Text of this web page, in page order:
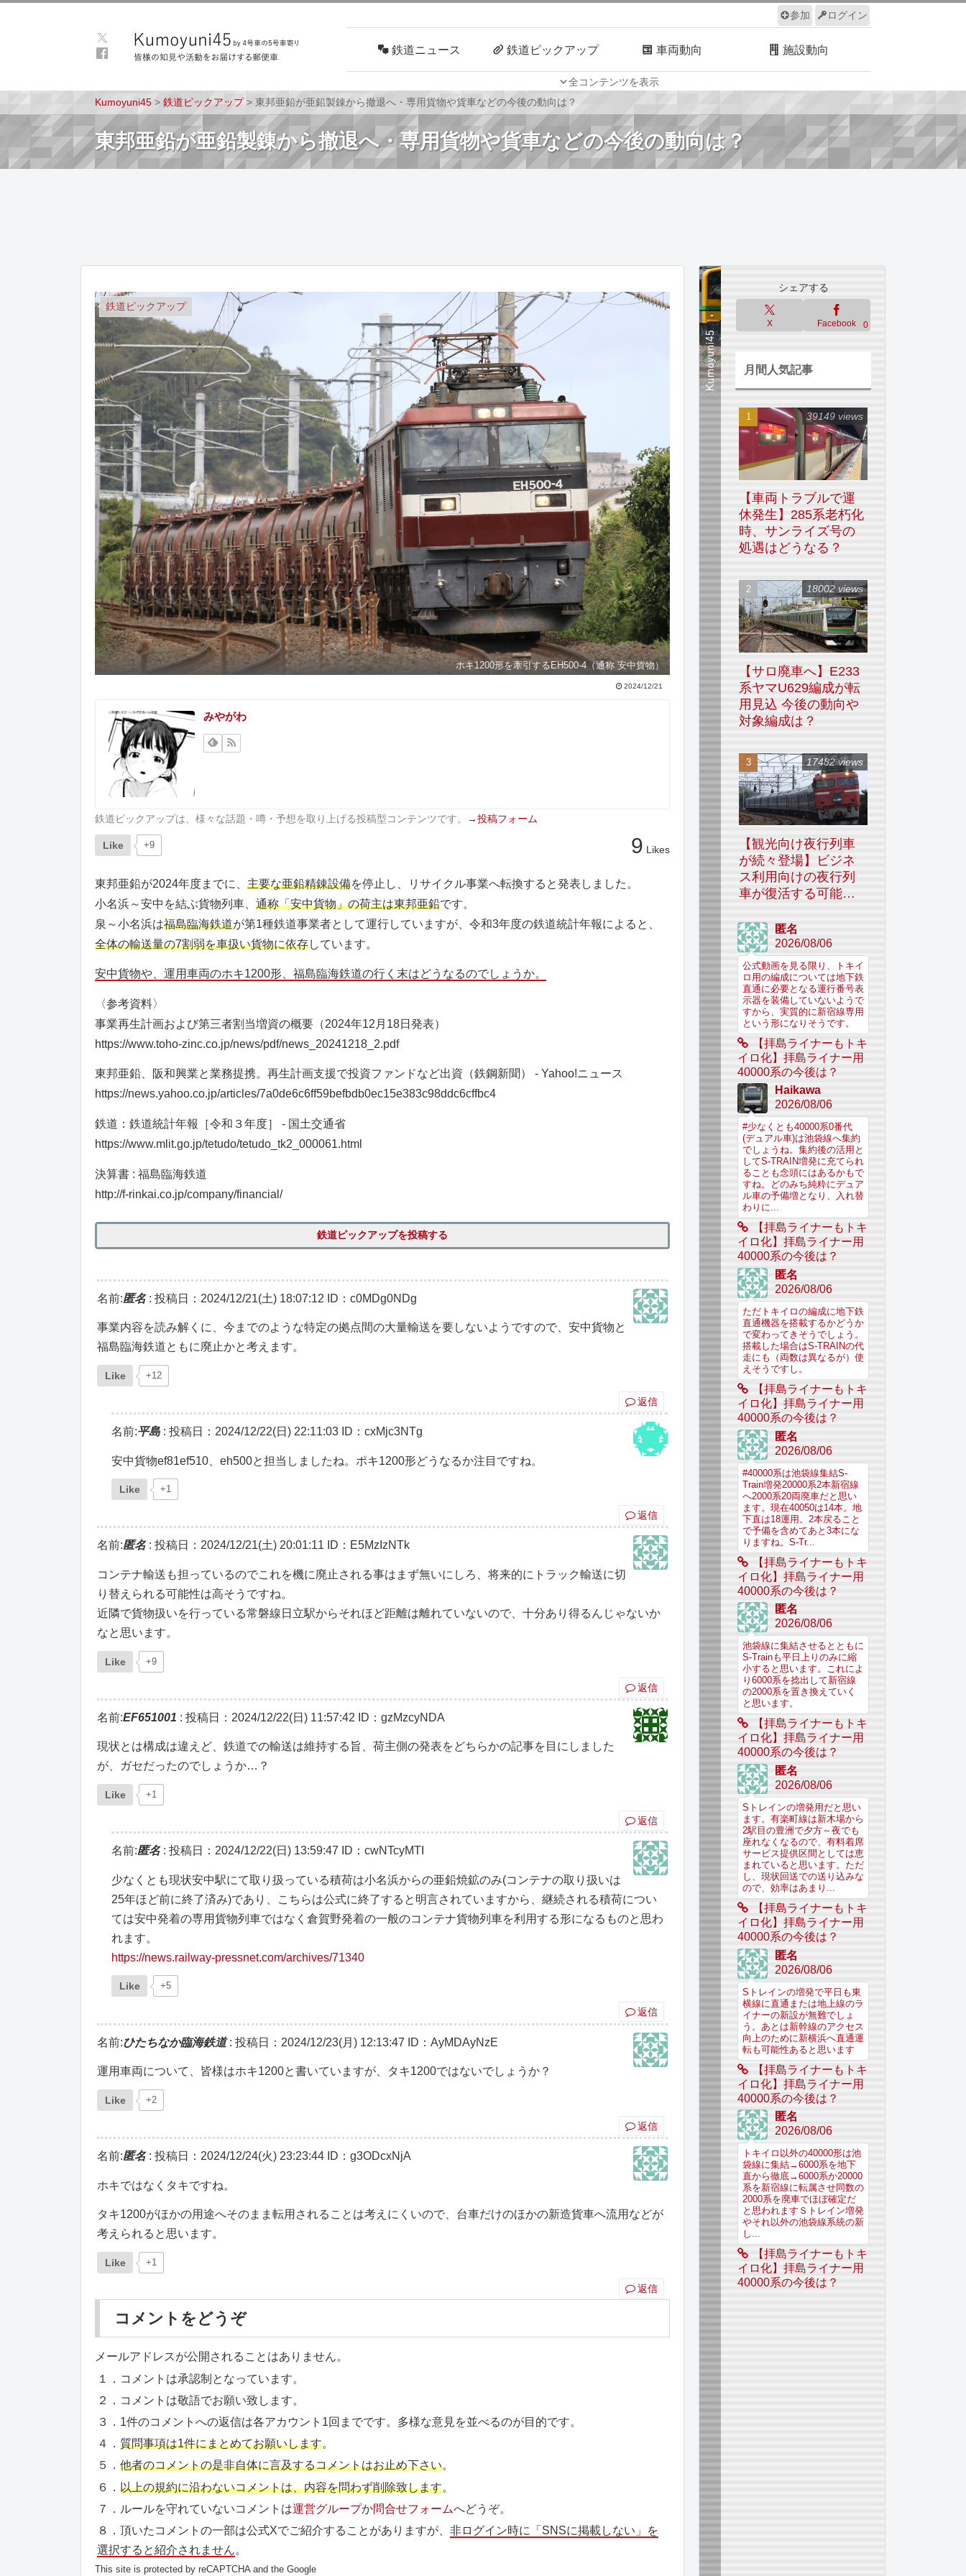
ログイン
参加
全コンテンツを表示
鉄道ニュース 鉄道ピックアップ 車両動向 施設動向
車両技術 路線探訪 ルール サイトについて
Kumoyuni45 > 鉄道ピックアップ> 東邦亜鉛が亜鉛製錬から撤退へ・専用貨物や貨車などの今後の動向は？
東邦亜鉛が亜鉛製錬から撤退へ・専用貨物や貨車などの今後の動向は？
鉄道ピックアップ
ホキ1200形を牽引するEH500-4（通称 安中貨物）
2024/12/21
みやがわ
鉄道ピックアップは、様々な話題・噂・予想を取り上げる投稿型コンテンツです。 →投稿フォーム
Like +9 9 Likes
東邦亜鉛が2024年度までに、 主要な亜鉛精錬設備を停止し、リサイクル事業へ転換すると発表しました。
小名浜～安中を結ぶ貨物列車、 通称「安中貨物」の荷主は東邦亜鉛です。
泉～小名浜は福島臨海鉄道が第1種鉄道事業者として運行していますが、令和3年度の鉄道統計年報によると、
全体の輸送量の7割弱を車扱い貨物に依存しています。
安中貨物や、運用車両のホキ1200形、福島臨海鉄道の行く末はどうなるのでしょうか。
〈参考資料〉
事業再生計画および第三者割当増資の概要（2024年12月18日発表）
https://www.toho-zinc.co.jp/news/pdf/news_20241218_2.pdf
東邦亜鉛、阪和興業と業務提携。再生計画支援で投資ファンドなど出資（鉄鋼新聞） - Yahoo!ニュース
https://news.yahoo.co.jp/articles/7a0de6c6ff59befbdb0ec15e383c98ddc6cffbc4
鉄道：鉄道統計年報［令和３年度］ - 国土交通省
https://www.mlit.go.jp/tetudo/tetudo_tk2_000061.html
決算書 : 福島臨海鉄道
http://f-rinkai.co.jp/company/financial/
鉄道ピックアップを投稿する
名前:匿名: 投稿日：2024/12/21(土) 18:07:12 ID：c0MDg0NDg
事業内容を読み解くに、今までのような特定の拠点間の大量輸送を要しないようですので、安中貨物と
福島臨海鉄道ともに廃止かと考えます。
Like +12
返信
名前:平島: 投稿日：2024/12/22(日) 22:11:03 ID：cxMjc3NTg
安中貨物ef81ef510、eh500と担当しましたね。ポキ1200形どうなるか注目ですね。
Like +1
返信
名前:匿名: 投稿日：2024/12/21(土) 20:01:11 ID：E5MzIzNTk
コンテナ輸送も担っているのでこれを機に廃止される事はまず無いにしろ、将来的にトラック輸送に切
り替えられる可能性は高そうですね。
近隣で貨物扱いを行っている常磐線日立駅からそれほど距離は離れていないので、十分あり得るんじゃないか
なと思います。
Like +9
返信
名前:EF651001 : 投稿日：2024/12/22(日) 11:57:42 ID：gzMzcyNDA
現状とは構成は違えど、鉄道での輸送は維持する旨、荷主側の発表をどちらかの記事を目にしました
が、ガセだったのでしょうか…？
Like +1
返信
名前:匿名: 投稿日：2024/12/22(日) 13:59:47 ID：cwNTcyMTI
少なくとも現状安中駅にて取り扱っている積荷は小名浜からの亜鉛焼鉱のみ(コンテナの取り扱いは
25年ほど前に終了済み)であり、こちらは公式に終了すると明言されていますから、継続される積荷につい
ては安中発着の専用貨物列車ではなく倉賀野発着の一般のコンテナ貨物列車を利用する形になるものと思わ
れます。
https://news.railway-pressnet.com/archives/71340
Like +5
返信
名前:ひたちなか臨海鉄道: 投稿日：2024/12/23(月) 12:13:47 ID：AyMDAyNzE
運用車両について、皆様はホキ1200と書いていますが、タキ1200ではないでしょうか？
Like +2
返信
名前:匿名: 投稿日：2024/12/24(火) 23:23:44 ID：g3ODcxNjA
ホキではなくタキですね。
タキ1200がほかの用途へそのまま転用されることは考えにくいので、台車だけのほかの新造貨車へ流用などが
考えられると思います。
Like +1
返信
コメントをどうぞ
メールアドレスが公開されることはありません。
１．コメントは承認制となっています。
２．コメントは敬語でお願い致します。
３．1件のコメントへの返信は各アカウント1回までです。多様な意見を並べるのが目的です。
４．質問事項は1件にまとめてお願いします。
５．他者のコメントの是非自体に言及するコメントはお止め下さい。
６．以上の規約に沿わないコメントは、内容を問わず削除致します。
７．ルールを守れていないコメントは運営グループか問合せフォームへどうぞ。
８．頂いたコメントの一部は公式Xでご紹介することがありますが、非ログイン時に「SNSに掲載しない」を
選択すると紹介されません。
This site is protected by reCAPTCHA and the Google
シェアする
X Facebook 0
月間人気記事
【車両トラブルで運
休発生】285系老朽化
時、サンライズ号の
処遇はどうなる？
39149 views
【サロ廃車へ】E233
系ヤマU629編成が転
用見込 今後の動向や
対象編成は？
18002 views
【観光向け夜行列車
が続々登場】ビジネ
ス利用向けの夜行列
車が復活する可能性
17482 views
匿名
2026/08/06
公式動画を見る限り、トキイ
ロ用の編成については地下鉄
直通に必要となる運行番号表
示器を装備していないようで
すから、実質的に新宿線専用
という形になりそうです。
【拝島ライナーもトキ
イロ化】拝島ライナー用
40000系の今後は？
Haikawa
2026/08/06
#少なくとも40000系0番代
(デュアル車)は池袋線へ集約
でしょうね。集約後の活用と
してS-TRAIN増発に充てられ
ることも念頭にはあるかもで
すね。どのみち純粋にデュア
ル車の予備増となり、入れ替
わりに...
【拝島ライナーもトキ
イロ化】拝島ライナー用
40000系の今後は？
匿名
2026/08/06
ただトキイロの編成に地下鉄
直通機器を搭載するかどうか
で変わってきそうでしょう。
搭載した場合はS-TRAINの代
走にも（両数は異なるが）使
えそうですし。
【拝島ライナーもトキ
イロ化】拝島ライナー用
40000系の今後は？
匿名
2026/08/06
#40000系は池袋線集結S-
Train増発20000系2本新宿線
へ2000系20両廃車だと思い
ます。現在40050は14本。地
下直は18運用。2本戻ること
で予備を含めてあと3本にな
りますね。S-Tr...
【拝島ライナーもトキ
イロ化】拝島ライナー用
40000系の今後は？
匿名
2026/08/06
池袋線に集結させるとともに
S-Trainも平日上りのみに縮
小すると思います。これによ
り6000系を捻出して新宿線
の2000系を置き換えていく
と思います。
【拝島ライナーもトキ
イロ化】拝島ライナー用
40000系の今後は？
匿名
2026/08/06
Sトレインの増発用だと思い
ます。有楽町線は新木場から
2駅目の豊洲で夕方～夜でも
座れなくなるので、有料着席
サービス提供区間としては恵
まれていると思います。ただ
し、現状回送での送り込みな
ので、効率はあまり...
【拝島ライナーもトキ
イロ化】拝島ライナー用
40000系の今後は？
匿名
2026/08/06
Sトレインの増発で平日も東
横線に直通または地上線のラ
イナーの新設が無難でしょ
う。あとは新幹線のアクセス
向上のために新横浜へ直通運
転も可能性あると思います
【拝島ライナーもトキ
イロ化】拝島ライナー用
40000系の今後は？
匿名
2026/08/06
トキイロ以外の40000形は池
袋線に集結→6000系を地下
直から徹底→6000系か20000
系を新宿線に転属させ同数の
2000系を廃車でほぼ確定だ
と思われますＳトレイン増発
やそれ以外の池袋線系統の新
し...
【拝島ライナーもトキ
イロ化】拝島ライナー用
40000系の今後は？